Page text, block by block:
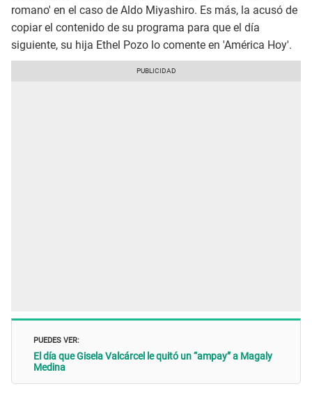
romano' en el caso de Aldo Miyashiro. Es más, la acusó de
copiar el contenido de su programa para que el día
siguiente, su hija Ethel Pozo lo comente en 'América Hoy'.
PUEDES VER:
El día que Gisela Valcárcel le quitó un “ampay” a Magaly
Medina